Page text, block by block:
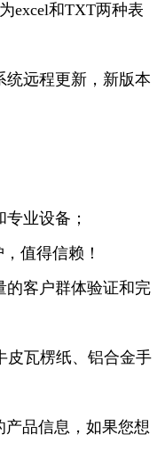
excel和TXT两种表
统远程更新，新版本
业设备；
值得信赖！
的客户群体验证和完
皮瓦楞纸、铝合金手
产品信息，如果您想